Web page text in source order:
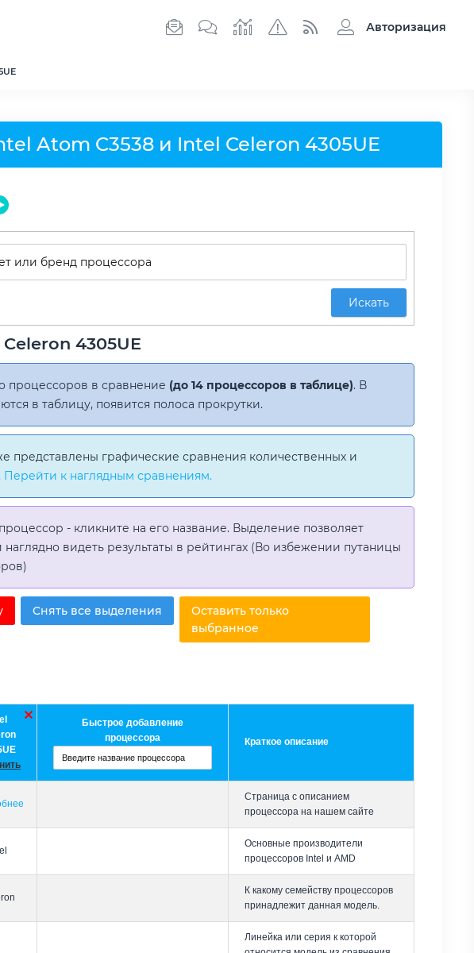
Авторизация
Atom C3538 и Intel Celeron 4305UE
Искать
4305UE
процессоров в сравнение (до 14 процессоров в таблице). В
в таблицу, появится полоса прокрутки.
представлены графические сравнения количественных и
Перейти к наглядным сравнениям.
- кликните на его название. Выделение позволяет
видеть результаты в рейтингах (Во избежении путаницы
Снять все выделения
Оставить только
выбранное
Быстрое добавление
процессора
Краткое описание
Страница с описанием
процессора на нашем сайте
Основные производители
процессоров Intel и AMD
К какому семейству процессоров
принадлежит данная модель.
Линейка или серия к которой